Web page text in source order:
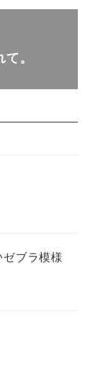
。
ブラ模様